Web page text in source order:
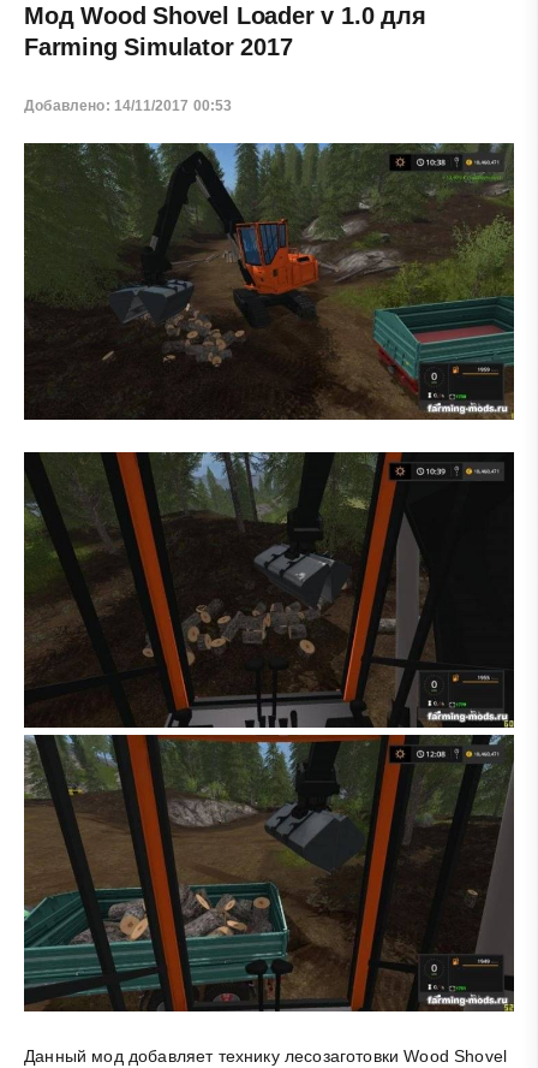
Мод Wood Shovel Loader v 1.0 для
Farming Simulator 2017
Добавлено: 14/11/2017 00:53
Данный мод добавляет технику лесозаготовки Wood Shovel